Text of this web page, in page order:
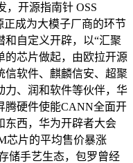
，开源指南针 OSS
正成为大模子厂商的环节
自定义开辟，以“汇聚
的芯片做起，由欧拉开源
信软件、麒麟信安、超聚
力、润和软件等伙伴，华
腾硬件使能CANN全面开
东西，华为开辟者大会
芯片的平均售价暴涨
储手艺生态，包罗曾经